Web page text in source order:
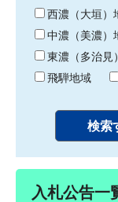
り 西濃（大垣）
中濃（美濃）
東濃（多治見
飛騨地域
入札公告一